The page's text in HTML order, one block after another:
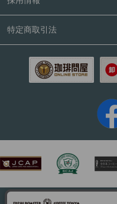
特定商取引法